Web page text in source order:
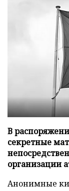
В
секретные
организации
Анонимные